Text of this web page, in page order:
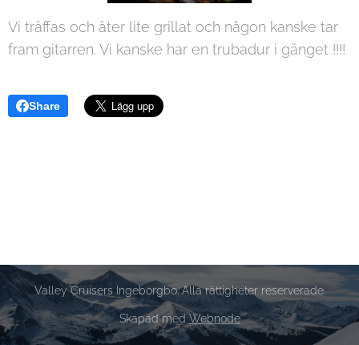
Vi träffas och äter lite grillat och någon kanske tar
fram gitarren. Vi kanske har en trubadur i gänget !!!!
Share
Valley Cruisers Ingeborgbo. Alla rättigheter reserverade.
Skapad medWebnode